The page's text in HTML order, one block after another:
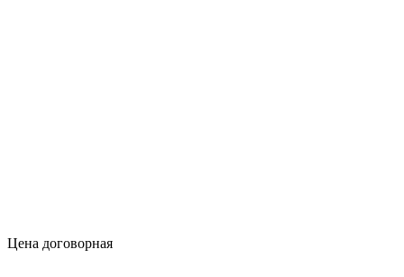
Цена договорная